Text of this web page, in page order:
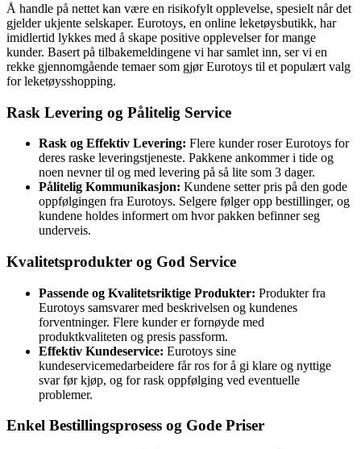
Å handle på nettet kan være en risikofylt opplevelse, spesielt når det
gjelder ukjente selskaper. Eurotoys, en online leketøysbutikk, har
imidlertid lykkes med å skape positive opplevelser for mange
kunder. Basert på tilbakemeldingene vi har samlet inn, ser vi en
rekke gjennomgående temaer som gjør Eurotoys til et populært valg
for leketøysshopping.
Rask Levering og Pålitelig Service
Rask og Effektiv Levering: Flere kunder roser Eurotoys for
deres raske leveringstjeneste. Pakkene ankommer i tide og
noen nevner til og med levering på så lite som 3 dager.
Pålitelig Kommunikasjon: Kundene setter pris på den gode
oppfølgingen fra Eurotoys. Selgere følger opp bestillinger, og
kundene holdes informert om hvor pakken befinner seg
underveis.
Kvalitetsprodukter og God Service
Passende og Kvalitetsriktige Produkter: Produkter fra
Eurotoys samsvarer med beskrivelsen og kundenes
forventninger. Flere kunder er fornøyde med
produktkvaliteten og presis passform.
Effektiv Kundeservice: Eurotoys sine
kundeservicemedarbeidere får ros for å gi klare og nyttige
svar før kjøp, og for rask oppfølging ved eventuelle
problemer.
Enkel Bestillingsprosess og Gode Priser